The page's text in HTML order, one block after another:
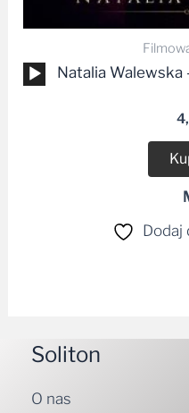
Natalia Walewska
Dodaj
Soliton
O nas